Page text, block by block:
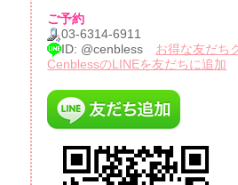
ご予約
03-6314-6911
ID: @cenbless お得な友だち
CenblessのLINEを友だちに追加